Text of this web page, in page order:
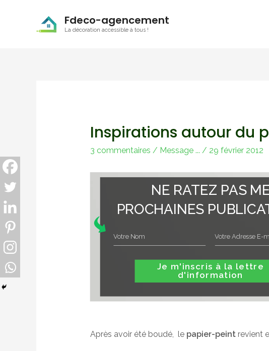
Fdeco-agencement
La décoration accessible à tous !
Inspirations autour du
3 commentaires / Message ... / 29 février 2012
NE RATEZ PAS
PROCHAINES
Je m'inscris à la lettre
d'information
Après avoir été boudé, le papier-peintrevient